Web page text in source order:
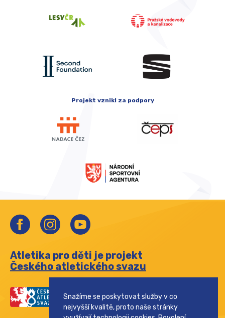
Projekt vznikl za podpory
Atletika pro děti je projekt
Českého atletického svazu
Snažíme se poskytovat služby v co
nejvyšší kvalitě, proto naše stránky